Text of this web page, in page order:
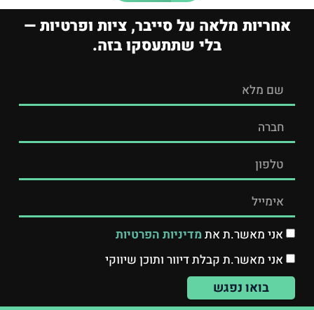
אחריות מלאה על סייבר, ציות ופרטיות —
בלי שתתעסקו בזה.
אני מאשר.ת את מדיניות הפרטיות
אני מאשר.ת קבלת דיוור ותוכן שיווקי
בואו נפגש